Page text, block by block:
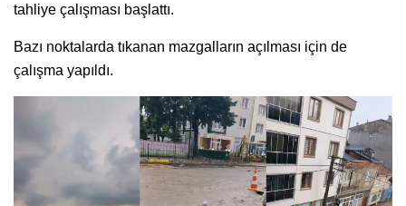
tahliye çalışması başlattı.
Bazı noktalarda tıkanan mazgalların açılması için de
çalışma yapıldı.